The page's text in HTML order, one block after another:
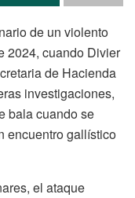
de un violento
2024, cuando Divier
de Hacienda
investigaciones,
bala cuando se
encuentro gallístico
el ataque